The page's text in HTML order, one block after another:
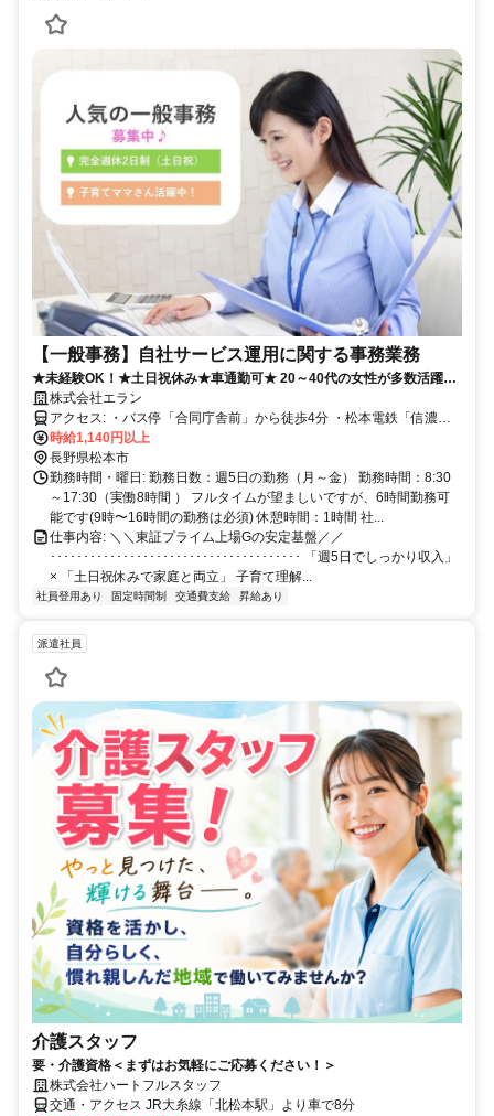
【一般事務】自社サービス運用に関する事務業務
★未経験OK！★土日祝休み★車通勤可★ 20～40代の女性が多数活躍
中！【6時間～勤務OK・土日祝休み】
株式会社エラン
アクセス: ・バス停「合同庁舎前」から徒歩4分 ・松本電鉄「信濃荒
井駅」から徒歩18分
時給1,140円以上
長野県松本市
勤務時間・曜日: 勤務日数：週5日の勤務（月～金） 勤務時間：8:30
～17:30（実働8時間 ） フルタイムが望ましいですが、6時間勤務可
能です(9時〜16時間の勤務は必須) 休憩時間：1時間 社...
仕事内容: ＼＼東証プライム上場Gの安定基盤／／
･･････････････････････････････････････ 「週5日でしっかり収入」
× 「土日祝休みで家庭と両立」 子育て理解...
社員登用あり 固定時間制 交通費支給 昇給あり
派遣社員
介護スタッフ
要・介護資格＜まずはお気軽にご応募ください！＞
株式会社ハートフルスタッフ
交通・アクセス JR大糸線「北松本駅」より車で8分